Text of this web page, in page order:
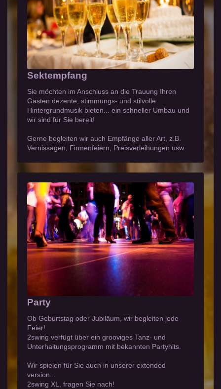
Sektempfang
Sie möchten im Anschluss an die Trauung Ihren
Gästen dezente, stimmungs- und stilvolle
Hintergrundmusik bieten... ein schneller Umbau und
wir sind für Sie bereit!
Gerne begleiten wir auch Empfänge aller Art, z.B.
Vernissagen, Firmenfeiern, Preisverleihungen usw.
Party
Ob Geburtstag oder Jubiläum, wir begleiten jede
Feier!
2swing verfügt über ein grooviges Tanz- und
Unterhaltungsprogramm mit bekannten Partyhits.
Wir spielen für Sie auch in unserer extended
version...
2swing XL, fragen Sie nach!